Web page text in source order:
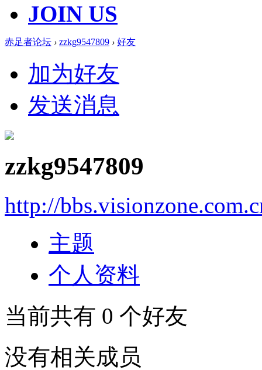
JOIN US
赤足者论坛 › zzkg9547809 › 好友
加为好友
发送消息
zzkg9547809
http://
主题
个人资料
当前共有 0 个好友
没有相关成员